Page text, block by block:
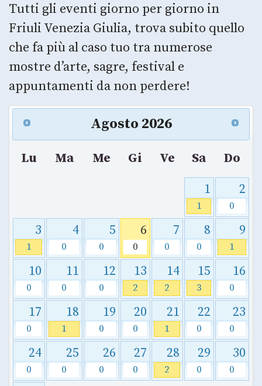
Tutti gli eventi giorno per giorno in
Friuli Venezia Giulia, trova subito quello
che fa più al caso tuo tra numerose
mostre d’arte, sagre, festival e
appuntamenti da non perdere!
Agosto 2026
Lu Ma Me Gi Ve Sa
Do
1
1
2
0
3
1
4
0
5
0
6
0
7
0
8
0
9
1
10
0
11
0
12
0
13
2
14
2
15
3
16
0
17
0
18
1
19
0
20
0
21
1
22
0
23
0
24
0
25
0
26
0
27
0
28
2
29
0
30
0